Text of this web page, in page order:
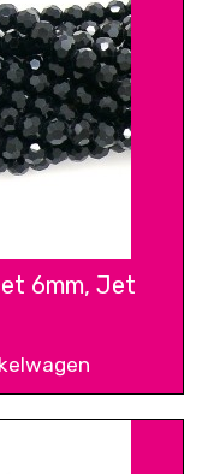
6mm, Jet